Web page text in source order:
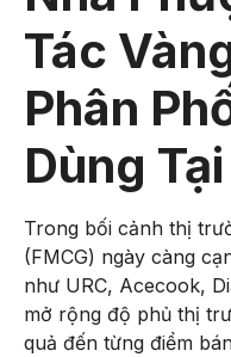
Tác
Phân
Dùng
Trong bối cảnh thị
(FMCG) ngày càng
như URC, Acecook,
mở rộng độ phủ thị
quả đến từng điểm